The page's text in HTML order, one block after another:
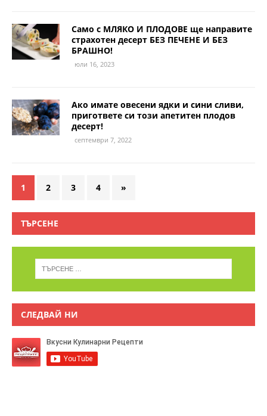
Само с МЛЯКО И ПЛОДОВЕ ще направите
страхотен десерт БЕЗ ПЕЧЕНЕ И БЕЗ
БРАШНО!
юли 16, 2023
Ако имате овесени ядки и сини сливи,
пригответе си този апетитен плодов
десерт!
септември 7, 2022
1 2 3 4 »
ТЪРСЕНЕ
СЛЕДВАЙ НИ